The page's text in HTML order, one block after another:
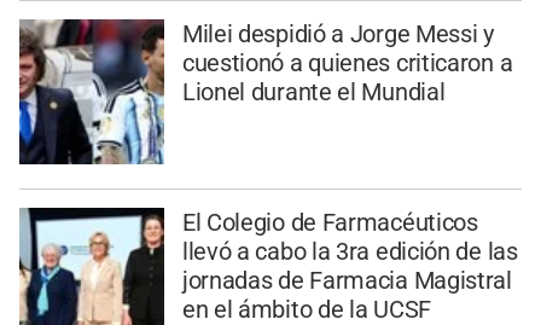
Milei despidió a Jorge Messi y
cuestionó a quienes criticaron a
Lionel durante el Mundial
El Colegio de Farmacéuticos
llevó a cabo la 3ra edición de las
jornadas de Farmacia Magistral
en el ámbito de la UCSF